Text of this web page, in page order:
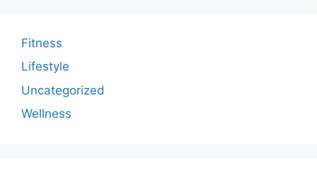
Fitness
Lifestyle
Uncategorized
Wellness